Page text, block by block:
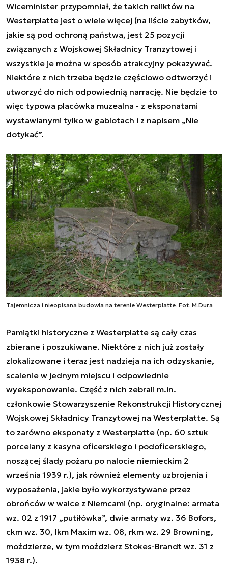
Wiceminister przypomniał, że takich reliktów na
Westerplatte jest o wiele więcej (na liście zabytków,
jakie są pod ochroną państwa, jest 25 pozycji
związanych z Wojskowej Składnicy Tranzytowej i
wszystkie je można w sposób atrakcyjny pokazywać.
Niektóre z nich trzeba będzie częściowo odtworzyć i
utworzyć do nich odpowiednią narrację. Nie będzie to
więc typowa placówka muzealna - z eksponatami
wystawianymi tylko w gablotach i z napisem „Nie
dotykać”.
Tajemnicza i nieopisana budowla na terenie Westerplatte. Fot. M.Dura
Pamiątki historyczne z Westerplatte są cały czas
zbierane i poszukiwane. Niektóre z nich już zostały
zlokalizowane i teraz jest nadzieja na ich odzyskanie,
scalenie w jednym miejscu i odpowiednie
wyeksponowanie. Część z nich zebrali m.in.
członkowie Stowarzyszenie Rekonstrukcji Historycznej
Wojskowej Składnicy Tranzytowej na Westerplatte. Są
to zarówno eksponaty z Westerplatte (np. 60 sztuk
porcelany z kasyna oficerskiego i podoficerskiego,
noszącej ślady pożaru po nalocie niemieckim 2
września 1939 r.), jak również elementy uzbrojenia i
wyposażenia, jakie było wykorzystywane przez
obrońców w walce z Niemcami (np. oryginalne: armata
wz. 02 z 1917 „putiłówka”, dwie armaty wz. 36 Bofors,
ckm wz. 30, lkm Maxim wz. 08, rkm wz. 29 Browning,
moździerze, w tym moździerz Stokes-Brandt wz. 31 z
1938 r.).